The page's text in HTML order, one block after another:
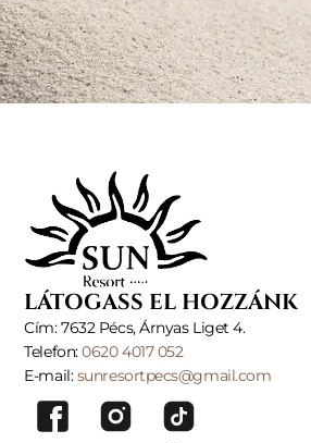
LÁTOGASS EL HOZZÁNK
Cím: 7632 Pécs, Árnyas Liget 4.
Telefon:0620 4017 052
E-mail:sunresortpecs@gmail.com